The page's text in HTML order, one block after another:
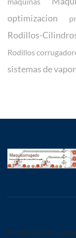
optimizacion
Rodillos-
Rodillos
sistemas de vapor
Política de